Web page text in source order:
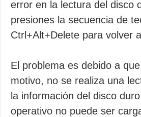
error en la lectura del disco
presiones la secuencia de
Ctrl+Alt+Delete para volver
El problema es debido a
motivo, no se realiza una
la información del disco
operativo no puede ser